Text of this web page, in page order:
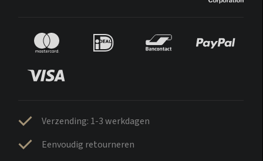
Verzending: 1-3 werkdagen
Eenvoudig retourneren